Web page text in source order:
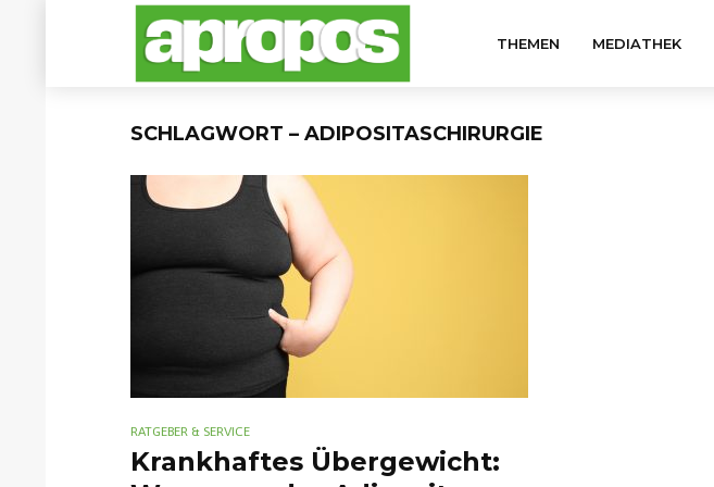
THEMEN MEDIATHEK
SCHLAGWORT – ADIPOSITASCHIRURGIE
RATGEBER & SERVICE
Krankhaftes Übergewicht: